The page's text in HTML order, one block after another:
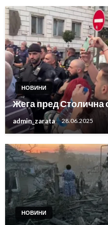
НОВИНИ
Жега пред Столична
admin_zarata 28.06.2025
НОВИНИ